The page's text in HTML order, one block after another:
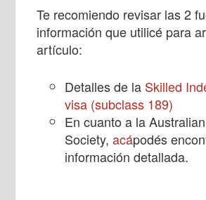
Te recomiendo revisar las 2
información que utilicé para
artículo:
Detalles de la Skilled
visa (subclass 189)
En cuanto a la
Society,acápodés
información detallada.